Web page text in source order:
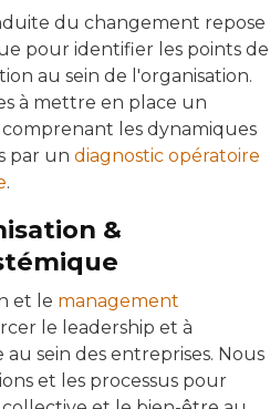
du changement repose
pour identifier les points de
au sein de l'organisation.
à mettre en place un
les dynamiques
par un diagnostic opératoire
.
&
et le management
le leadership et à
sein des entreprises. Nous
et les processus pour